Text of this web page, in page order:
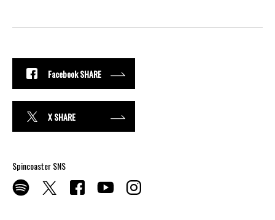
Facebook SHARE
X SHARE
Spincoaster SNS